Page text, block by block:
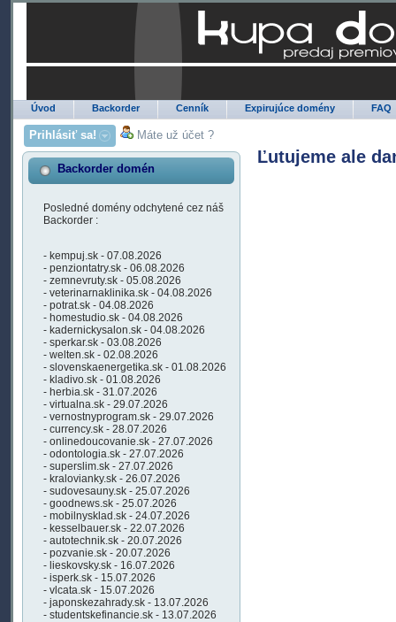
Úvod Backorder Cenník Expirujúce domény FAQ
Prihlásiť sa! Máte už účet ?
Backorder domén
Posledné domény odchytené cez náš
Backorder :
- kempuj.sk - 07.08.2026
- penziontatry.sk - 06.08.2026
- zemnevruty.sk - 05.08.2026
- veterinarnaklinika.sk - 04.08.2026
- potrat.sk - 04.08.2026
- homestudio.sk - 04.08.2026
- kadernickysalon.sk - 04.08.2026
- sperkar.sk - 03.08.2026
- welten.sk - 02.08.2026
- slovenskaenergetika.sk - 01.08.2026
- kladivo.sk - 01.08.2026
- herbia.sk - 31.07.2026
- virtualna.sk - 29.07.2026
- vernostnyprogram.sk - 29.07.2026
- currency.sk - 28.07.2026
- onlinedoucovanie.sk - 27.07.2026
- odontologia.sk - 27.07.2026
- superslim.sk - 27.07.2026
- kralovianky.sk - 26.07.2026
- sudovesauny.sk - 25.07.2026
- goodnews.sk - 25.07.2026
- mobilnysklad.sk - 24.07.2026
- kesselbauer.sk - 22.07.2026
- autotechnik.sk - 20.07.2026
- pozvanie.sk - 20.07.2026
- lieskovsky.sk - 16.07.2026
- isperk.sk - 15.07.2026
- vlcata.sk - 15.07.2026
- japonskezahrady.sk - 13.07.2026
- studentskefinancie.sk - 13.07.2026
Ľutujeme ale